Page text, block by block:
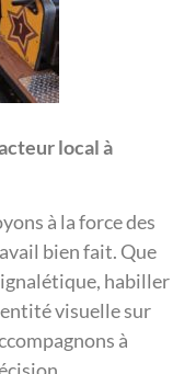
local à
à la force des
bien fait. Que
habiller
visuelle sur
à